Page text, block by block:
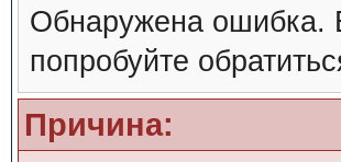
Обнаружена ошибка.
попробуйте
Причина: